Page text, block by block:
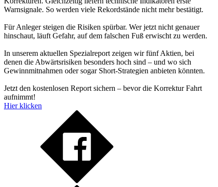
Warnsignale. So werden viele Rekordstände nicht mehr bestätigt.
Für Anleger steigen die Risiken spürbar. Wer jetzt nicht genauer
hinschaut, läuft Gefahr, auf dem falschen Fuß erwischt zu werden.
In unserem aktuellen Spezialreport zeigen wir fünf Aktien, bei
denen die Abwärtsrisiken besonders hoch sind – und wo sich
Gewinnmitnahmen oder sogar Short-Strategien anbieten könnten.
Jetzt den kostenlosen Report sichern – bevor die Korrektur Fahrt
aufnimmt!
Hier klicken